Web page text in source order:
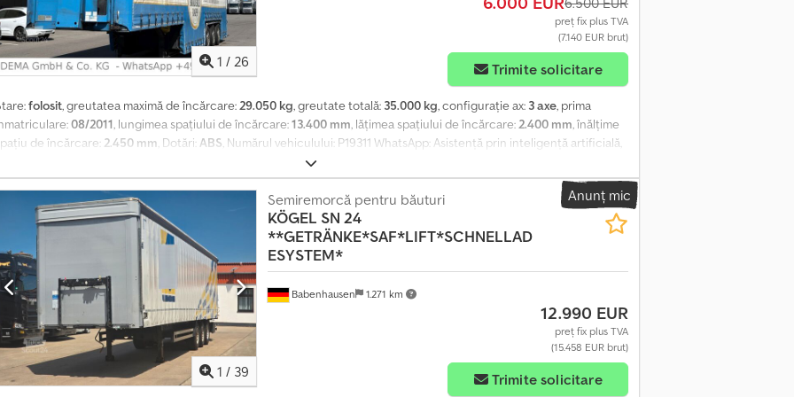
1 / 26
preț fix plus TVA
(7.140 EUR brut)
Trimite solicitare
folosit, greutatea maximă de încărcare: 29.050 kg, greutate totală: 35.000 kg, configurație ax: 3 axe, prima
08/2011 , lungimea spațiului de încărcare:13.400 mm , lățimea spațiului de încărcare: 2.400 mm , înălțime
de încărcare: 2.450 mm , Dotări: ABS , Numărul vehiculului: P19311 WhatsApp: Asistență prin inteligență artificială,
redirecționare către persoana de contact competentă în limba dumneavoastră. 3 axe * Suspensie pneumatică
* ABS * Jante din aliaj * Dispozitiv de ridicare/coborâre * EBS * Frâne cu discuri * Acoperiș rabatabil * Axe
SAF * Anvelope – axa 1: 385/65R22,5 * Anvelope – axa 2: 385/65R22,5 * Anvelope – axa 3: 385/65R22,5 * Dimensiuni
interioare: L: 13,40 m, L: 2,40 m, Î: 2,45 m Codpfsy Ii Nqjx Ah Soha Vânzarea unui vehicul folosit, în starea actuală, exclusiv
către comercianți sau pentru export. Vânzarea se efectuează cu excluderea garanției pentru defecte materiale (§ 444
Nu se oferă garanție. Nu se acceptă cereri ulterioare. Se recomandă insistent o inspecție și un test de
înainte de cumpărare. Nu se oferă garanție pentru funcționarea echipamentelor/accesoriilor speciale.
inscripțiile publicitare pot fi retușate în fotografii. Erori, greșeli de introducere și vânzări intermediare. Vă
oferim consultanță cu plăcere în germană, engleză, greacă, rusă, croată, italiană, spaniolă, franceză, turcă, română și
(?????). Cu stimă
Anunț mic
1 / 39
Babenhausen 1.271 km
Semiremorcă pentru băuturi
KÖGEL SN 24
**GETRÄNKE*SAF*LIFT*SCHNELLAD
ESYSTEM*
12.990 EUR
preț fix plus TVA
(15.458 EUR brut)
Trimite solicitare